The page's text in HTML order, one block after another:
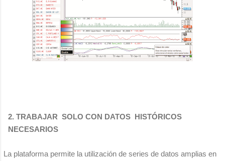
2. TRABAJAR SOLO CON DATOS HISTÓRICOS
NECESARIOS
La plataforma permite la utilización de series de datos amplias en